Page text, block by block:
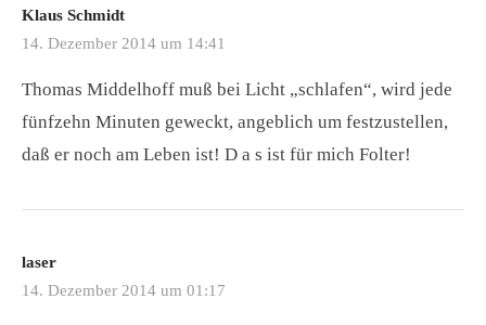
Klaus Schmidt
14. Dezember 2014 um 14:41
Thomas Middelhoff muß bei Licht „schlafen“, wird jede
fünfzehn Minuten geweckt, angeblich um festzustellen,
daß er noch am Leben ist! D a s ist für mich Folter!
laser
14. Dezember 2014 um 01:17